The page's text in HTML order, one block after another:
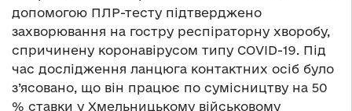
допомогою ПЛР-тесту підтверджено
захворювання на гостру респіраторну хворобу,
спричинену коронавірусом типу COVID-19. Під
час дослідження ланцюга контактних осіб було
з’ясовано, що він працює по сумісництву на 50
% ставки у Хмельницькому військовому